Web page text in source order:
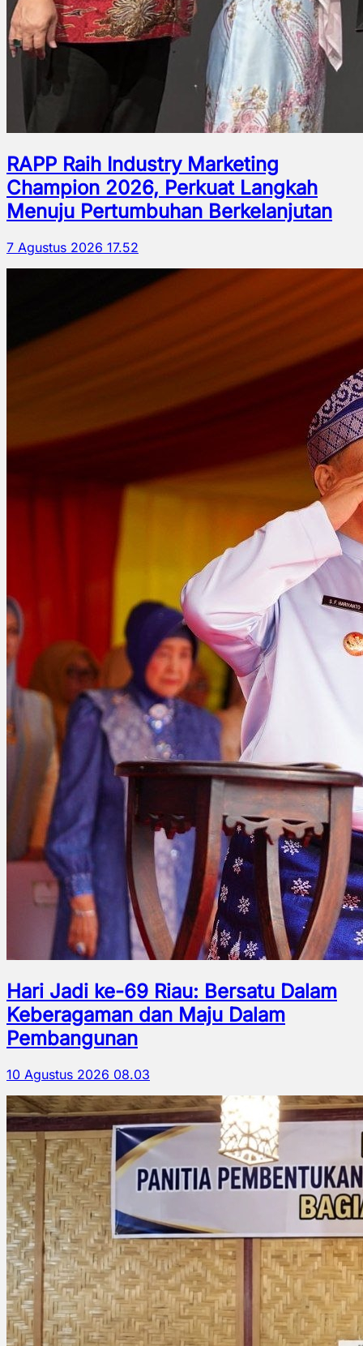
RAPP Raih Industry Marketing
Champion 2026, Perkuat Langkah
Menuju Pertumbuhan Berkelanjutan
7 Agustus 2026 17.52
Hari Jadi ke-69 Riau: Bersatu Dalam
Keberagaman dan Maju Dalam
Pembangunan
10 Agustus 2026 08.03